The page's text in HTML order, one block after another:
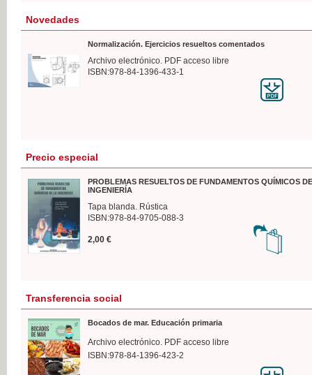
Novedades
Normalización. Ejercicios resueltos comentados
Archivo electrónico. PDF acceso libre
ISBN:978-84-1396-433-1
Precio especial
PROBLEMAS RESUELTOS DE FUNDAMENTOS QUÍMICOS
INGENIERÍA
Tapa blanda. Rústica
ISBN:978-84-9705-088-3
2,00 €
Transferencia social
Bocados de mar. Educación primaria
Archivo electrónico. PDF acceso libre
ISBN:978-84-1396-423-2